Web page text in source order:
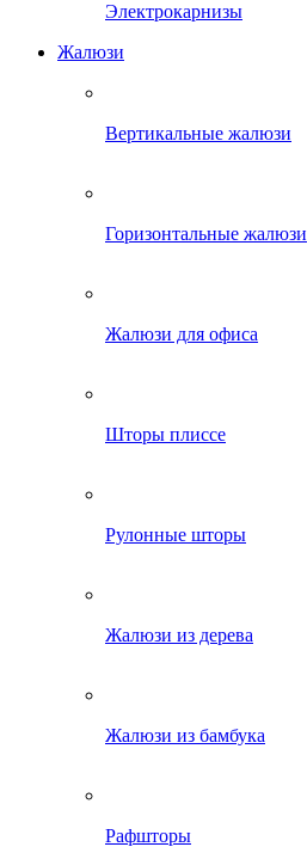
Электрокарнизы
Жалюзи
Вертикальные жалюзи
Горизонтальные жалюзи
Жалюзи для офиса
Шторы плиссе
Рулонные шторы
Жалюзи из дерева
Жалюзи из бамбука
Рафшторы